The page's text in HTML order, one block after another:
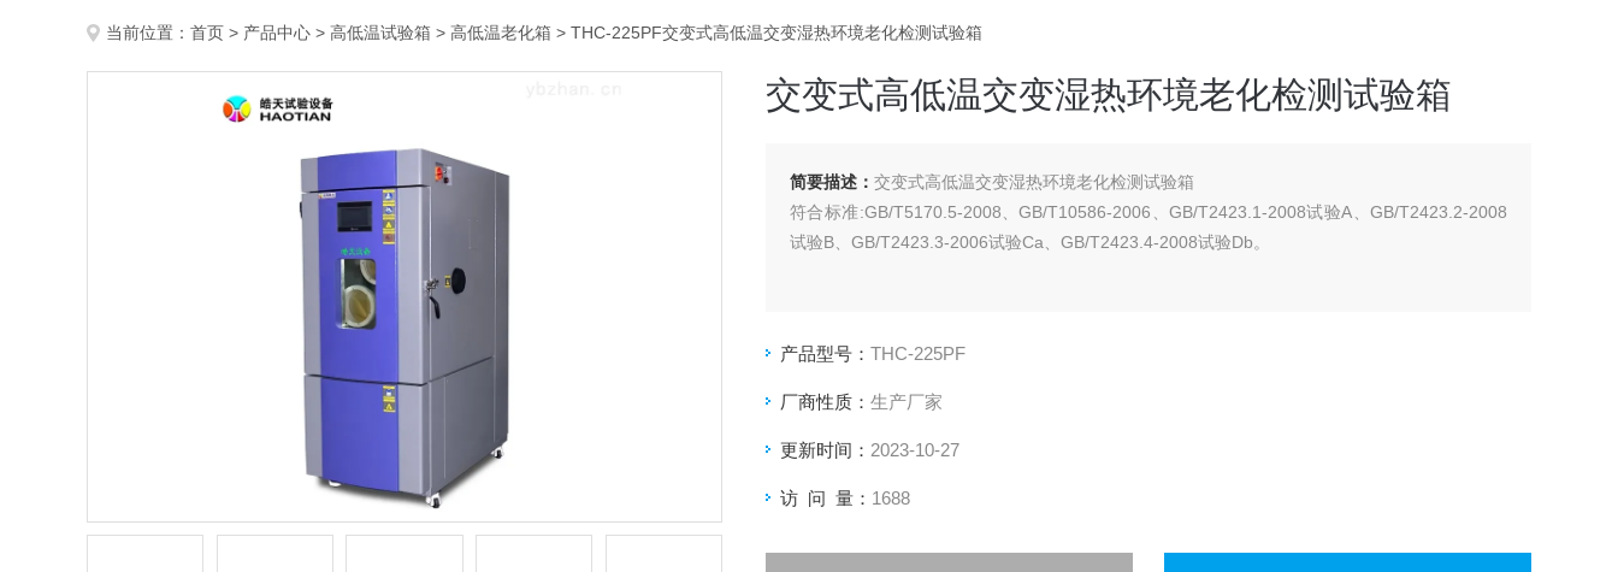
当前位置： 首页 > 产品中心 > 高低温试验箱 > 高低温老化箱 > THC-225PF交变式高低温交变湿热环境老化检测试验箱
交变式高低温交变湿热环境老化检测试验箱
简要描述： 交变式高低温交变湿热环境老化检测试验箱
符合标准:GB/T5170.5-2008、GB/T10586-2006、GB/T2423.1-2008试验A、GB/T2423.2-2008
试验B、GB/T2423.3-2006试验Ca、GB/T2423.4-2008试验Db。
产品型号： THC-225PF
厂商性质： 生产厂家
更新时间： 2023-10-27
访 问 量： 1688